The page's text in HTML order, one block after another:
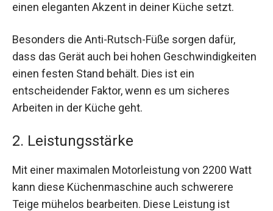
einen eleganten Akzent in deiner Küche setzt.
Besonders die Anti-Rutsch-Füße sorgen dafür,
dass das Gerät auch bei hohen Geschwindigkeiten
einen festen Stand behält. Dies ist ein
entscheidender Faktor, wenn es um sicheres
Arbeiten in der Küche geht.
2. Leistungsstärke
Mit einer maximalen Motorleistung von 2200 Watt
kann diese Küchenmaschine auch schwerere
Teige mühelos bearbeiten. Diese Leistung ist